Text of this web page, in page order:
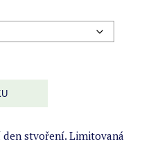
stvoření. Limitovaná